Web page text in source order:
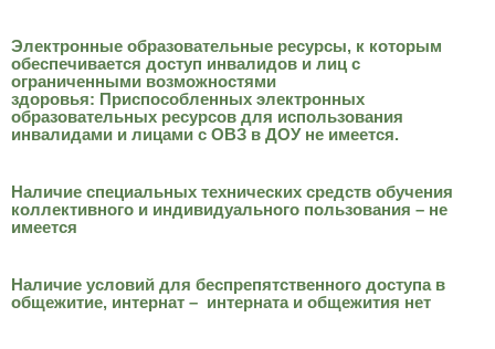
Электронные образовательные ресурсы, к которым
обеспечивается доступ инвалидов и лиц с
ограниченными возможностями
здоровья: Приспособленных электронных
образовательных ресурсов для использования
инвалидами и лицами с ОВЗ в ДОУ не имеется.
Наличие специальных технических средств обучения
коллективного и индивидуального пользования – не
имеется
Наличие условий для беспрепятственного доступа в
общежитие, интернат – интерната и общежития нет